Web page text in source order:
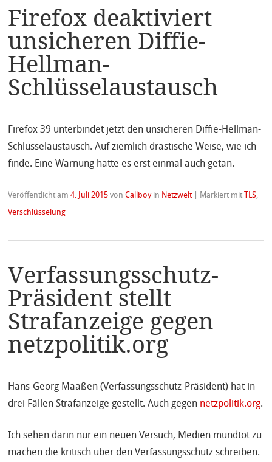
Firefox deaktiviert
unsicheren Diffie-
Hellman-
Schlüsselaustausch
Firefox 39 unterbindet jetzt den unsicheren Diffie-Hellman-
Schlüsselaustausch. Auf ziemlich drastische Weise, wie ich
finde. Eine Warnung hätte es erst einmal auch getan.
Veröffentlicht am4. Juli 2015 vonCallboy in Netzwelt | Markiert mitTLS
Verschlüsselung
Verfassungsschutz-
Präsident stellt
Strafanzeige gegen
netzpolitik.org
Hans-Georg Maaßen (Verfassungsschutz-Präsident) hat in
drei Fällen Strafanzeige gestellt. Auch gegen netzpolitik.org.
Ich sehen darin nur ein neuen Versuch, Medien mundtot zu
machen die kritisch über den Verfassungsschutz schreiben.